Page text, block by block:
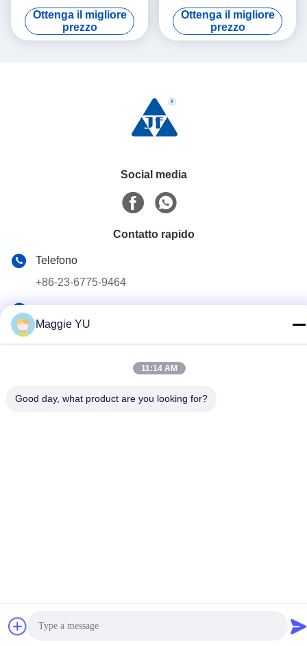
prime di vetro per lotti
Ottenga il migliore
prezzo
trattamento delle materie
prime
Ottenga il migliore
prezzo
Social media
Contatto rapido
Telefono
+86-23-6775-9464
linwyu@jeffer.com.cn
4FL, B3 Saturn Builing, strada della stella di no. 98, nuova
Maggie YU
11:14 AM
Good day, what product are you looking for?